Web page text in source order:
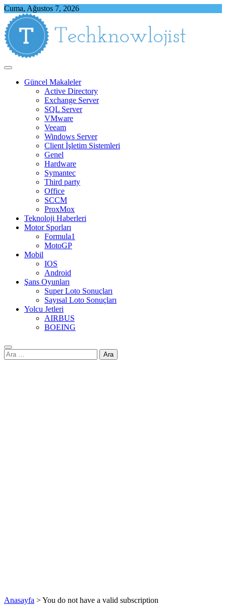
Skip
content
Cuma, Ağustos 7, 2026
Güncel Makaleler
Active Directory
Exchange Server
SQL Server
VMware
Veeam
Windows Server
Client İşletim Sistemleri
Genel
Hardware
Symantec
Third party
Office
SCCM
ProxMox
Teknoloji Haberleri
Motor Sporları
Formula1
MotoGP
Mobil
IOS
Android
Şans Oyunları
Super Loto Sonuçları
Sayısal Loto Sonuçları
Yolcu Jetleri
AIRBUS
BOEING
Arama:
Anasayfa >You do not have a valid subscription